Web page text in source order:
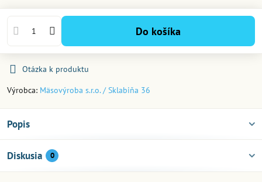
Do košíka
Otázka k produktu
Výrobca: Mäsovýroba s.r.o. / Sklabiňa 36
Popis
Diskusia 0